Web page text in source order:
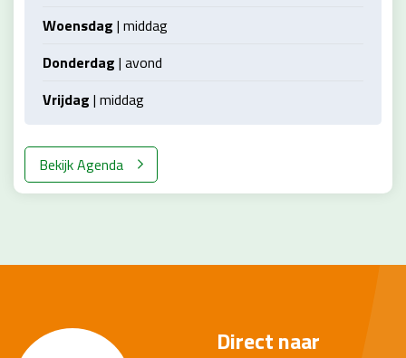
Woensdag | middag
Donderdag | avond
Vrijdag | middag
Bekijk Agenda
Direct naar